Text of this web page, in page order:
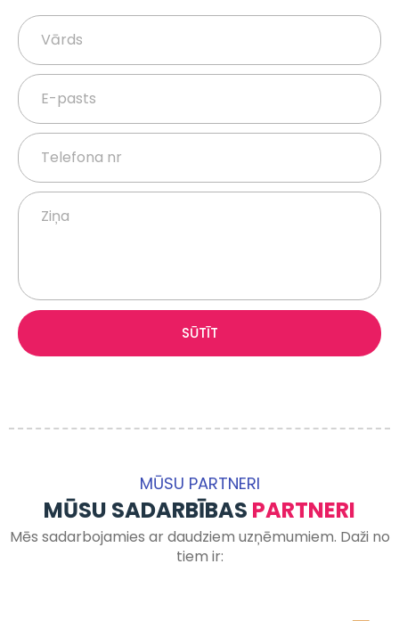
SŪTĪT
MŪSU PARTNERI
MŪSU SADARBĪBAS PARTNERI
Mēs sadarbojamies ar daudziem uzņēmumiem. Daži no
tiem ir: